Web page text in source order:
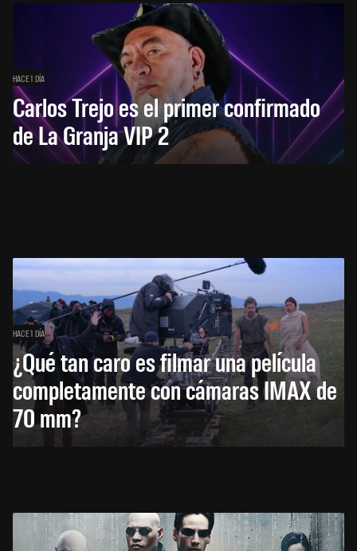
HACE 1 DÍA
Carlos Trejo es el primer confirmado
de La Granja VIP 2
HACE 1 DÍA
¿Qué tan caro es filmar una película
completamente con cámaras IMAX de
70 mm?